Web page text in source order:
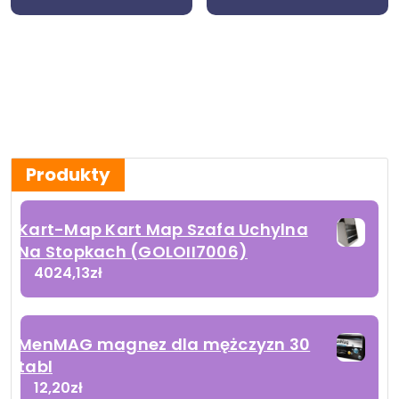
Produkty
Kart-Map Kart Map Szafa Uchylna
Na Stopkach (GOLOII7006)
4024,13zł
MenMAG magnez dla mężczyzn 30
tabl
12,20zł